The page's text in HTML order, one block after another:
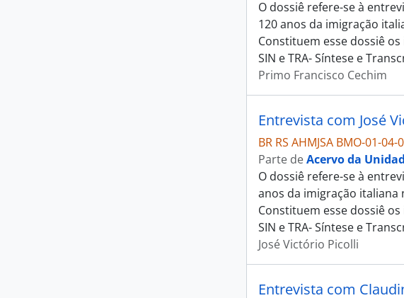
O dossiê refere-se à
120 anos da imigração
Constituem esse dossiê os
SIN e TRA- Síntese e
Primo Francisco Cechim
Entrevista com José
BR RS AHMJSA BMO-01-04-
Parte deAcervo da
O dossiê refere-se à
anos da imigração italiana
Constituem esse dossiê os
SIN e TRA- Síntese e
José Victório Picolli
Entrevista com